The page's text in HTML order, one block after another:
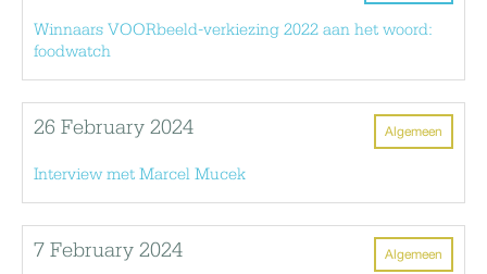
Winnaars VOORbeeld-verkiezing 2022 aan het woord:
foodwatch
Algemeen
26 February 2024
Interview met Marcel Mucek
Algemeen
7 February 2024